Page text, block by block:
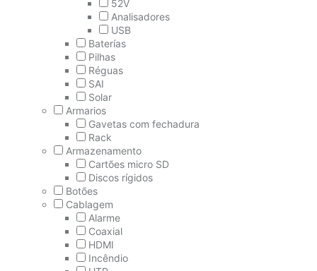
52V
Analisadores
USB
Baterías
Pilhas
Réguas
SAI
Solar
Armarios
Gavetas com fechadura
Rack
Armazenamento
Cartões micro SD
Discos rígidos
Botões
Cablagem
Alarme
Coaxial
HDMI
Incêndio